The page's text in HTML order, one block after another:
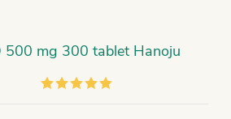
500 mg 300 tablet Hanoju